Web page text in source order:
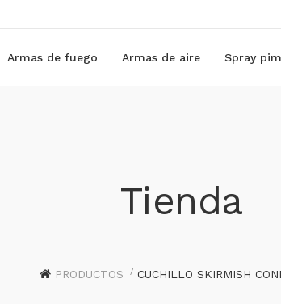
Armas de fuego Armas de aire Spray
Tienda
PRODUCTOS CUCHILLO SKIRMISH